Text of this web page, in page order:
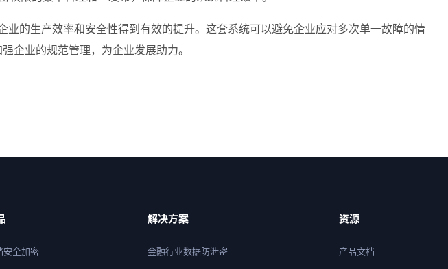
业的生产效率和安全性得到有效的提升。这套系统可以避免企业应对多次单一故障的情
企业的规范管理，为企业发展助力。
安全加密
解决方案
金融行业数据防泄密
资源
产品文档